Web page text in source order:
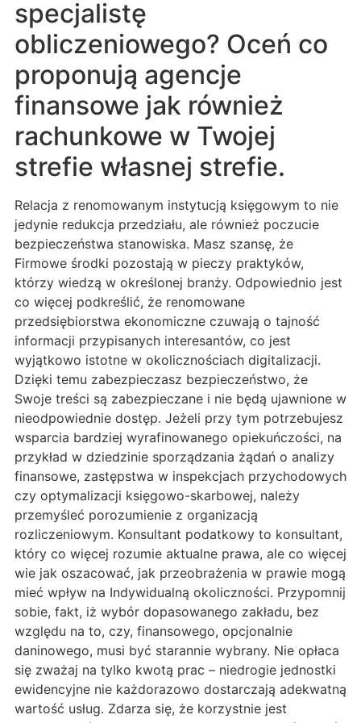
specjalistę
obliczeniowego? Oceń co
proponują agencje
finansowe jak również
rachunkowe w Twojej
strefie własnej strefie.
Relacja z renomowanym instytucją księgowym to nie
jedynie redukcja przedziału, ale również poczucie
bezpieczeństwa stanowiska. Masz szansę, że
Firmowe środki pozostają w pieczy praktyków,
którzy wiedzą w określonej branży. Odpowiednio jest
co więcej podkreślić, że renomowane
przedsiębiorstwa ekonomiczne czuwają o tajność
informacji przypisanych interesantów, co jest
wyjątkowo istotne w okolicznościach digitalizacji.
Dzięki temu zabezpieczasz bezpieczeństwo, że
Swoje treści są zabezpieczane i nie będą ujawnione w
nieodpowiednie dostęp. Jeżeli przy tym potrzebujesz
wsparcia bardziej wyrafinowanego opiekuńczości, na
przykład w dziedzinie sporządzania żądań o analizy
finansowe, zastępstwa w inspekcjach przychodowych
czy optymalizacji księgowo-skarbowej, należy
przemyśleć porozumienie z organizacją
rozliczeniowym. Konsultant podatkowy to konsultant,
który co więcej rozumie aktualne prawa, ale co więcej
wie jak oszacować, jak przeobrażenia w prawie mogą
mieć wpływ na Indywidualną okoliczności. Przypomnij
sobie, fakt, iż wybór dopasowanego zakładu, bez
względu na to, czy, finansowego, opcjonalnie
daninowego, musi być starannie wybrany. Nie opłaca
się zważaj na tylko kwotą prac – niedrogie jednostki
ewidencyjne nie każdorazowo dostarczają adekwatną
wartość usług. Zdarza się, że korzystnie jest